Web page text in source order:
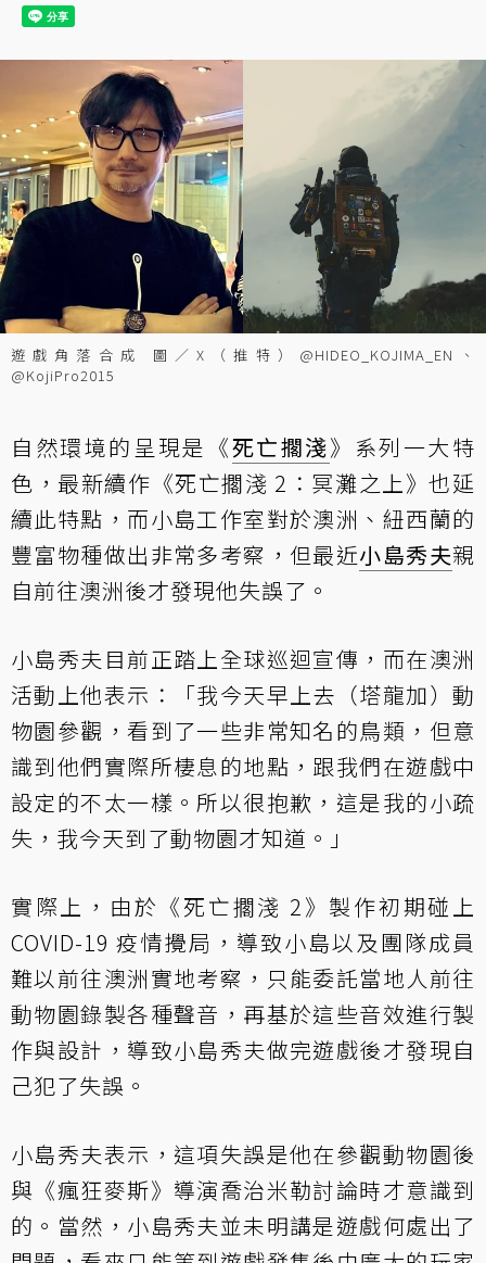
遊戲角落合成 圖／X（推特）@HIDEO_KOJIMA_EN、
@KojiPro2015
自然環境的呈現是《死亡擱淺》系列一大特
色，最新續作《死亡擱淺 2：冥灘之上》也延
續此特點，而小島工作室對於澳洲、紐西蘭的
豐富物種做出非常多考察，但最近小島秀夫親
自前往澳洲後才發現他失誤了。
小島秀夫目前正踏上全球巡迴宣傳，而在澳洲
活動上他表示：「我今天早上去（塔龍加）動
物園參觀，看到了一些非常知名的鳥類，但意
識到他們實際所棲息的地點，跟我們在遊戲中
設定的不太一樣。所以很抱歉，這是我的小疏
失，我今天到了動物園才知道。」
實際上，由於《死亡擱淺 2》製作初期碰上
COVID-19 疫情攪局，導致小島以及團隊成員
難以前往澳洲實地考察，只能委託當地人前往
動物園錄製各種聲音，再基於這些音效進行製
作與設計，導致小島秀夫做完遊戲後才發現自
己犯了失誤。
小島秀夫表示，這項失誤是他在參觀動物園後
與《瘋狂麥斯》導演喬治米勒討論時才意識到
的。當然，小島秀夫並未明講是遊戲何處出了